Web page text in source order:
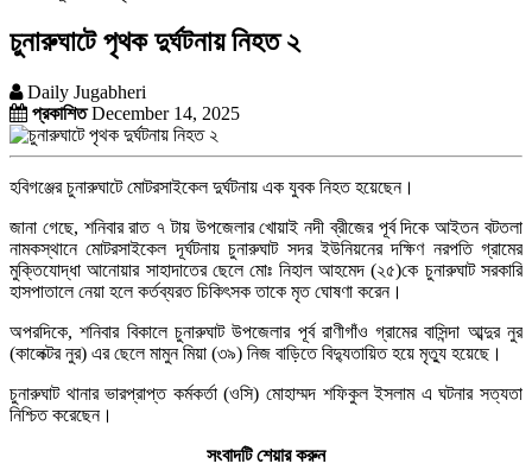
চুনারুঘাটে পৃথক দুর্ঘটনায় নিহত ২
Daily Jugabheri
প্রকাশিতDecember 14, 2025
হবিগঞ্জের চুনারুঘাটে মোটরসাইকেল দুর্ঘটনায় এক যুবক নিহত হয়েছেন।
জানা গেছে, শনিবার রাত ৭ টায় উপজেলার খোয়াই নদী ব্রীজের পূর্ব দিকে আইতন বটতলা
নামকস্থানে মোটরসাইকেল দূর্ঘটনায় চুনারুঘাট সদর ইউনিয়নের দক্ষিণ নরপতি গ্রামের
মুক্তিযোদ্ধা আনোয়ার সাহাদাতের ছেলে মোঃ নিহাল আহমেদ (২৫)কে চুনারুঘাট সরকারি
হাসপাতালে নেয়া হলে কর্তব্যরত চিকিৎসক তাকে মৃত ঘোষণা করেন।
অপরদিকে, শনিবার বিকালে চুনারুঘাট উপজেলার পূর্ব রাণীগাঁও গ্রামের বাসিন্দা আব্দুর নুর
(কালেক্টর নুর) এর ছেলে মামুন মিয়া (৩৯) নিজ বাড়িতে বিদ্যুতায়িত হয়ে মৃত্যু হয়েছে।
চুনারুঘাট থানার ভারপ্রাপ্ত কর্মকর্তা (ওসি) মোহাম্মদ শফিকুল ইসলাম এ ঘটনার সত্যতা
নিশ্চিত করেছেন।
সংবাদটি শেয়ার করুন